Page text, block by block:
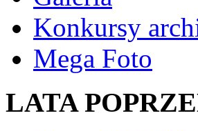
Konkursy
Mega Foto
LATA